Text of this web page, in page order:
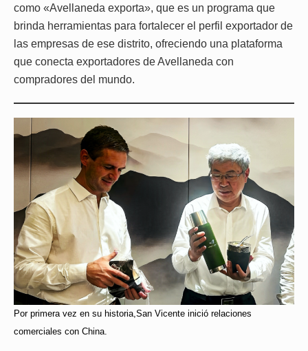
como «Avellaneda exporta», que es un programa que
brinda herramientas para fortalecer el perfil exportador de
las empresas de ese distrito, ofreciendo una plataforma
que conecta exportadores de Avellaneda con
compradores del mundo.
Por primera vez en su historia,San Vicente inició relaciones
comerciales con China.